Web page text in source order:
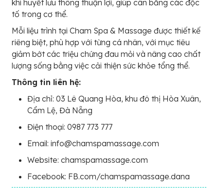
khí huyết lưu thông thuận lợi, giúp cân bằng các độc
tố trong cơ thể.
Mỗi liệu trình tại Cham Spa & Massage được thiết kế
riêng biệt, phù hợp với từng cá nhân, với mục tiêu
giảm bớt các triệu chứng đau mỏi và nâng cao chất
lượng sống bằng việc cải thiện sức khỏe tổng thể.
Thông tin liên hệ:
Địa chỉ: 03 Lê Quang Hòa, khu đô thị Hòa Xuân,
Cẩm Lệ, Đà Nẵng
Điện thoại: 0987 773 777
Email: info@chamspamassage.com
Website: chamspamassage.com
Facebook: FB.com/chamspamassage.dana